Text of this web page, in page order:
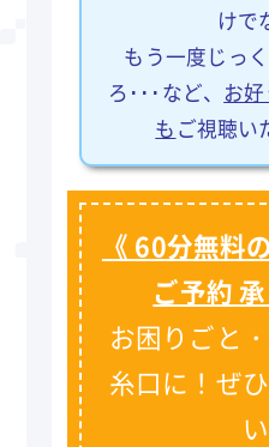
けで
もう一度じっ
ろ･･･など、 お
も ご視聴い
《 60分無料
ご予約 承
お困りごと
糸口に！ぜ
い